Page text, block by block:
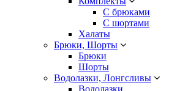
С брюками
С шортами
Халаты
Брюки, Шорты
Брюки
Шорты
Водолазки, Лонгсливы
Водолазки